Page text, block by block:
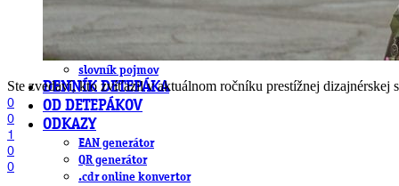
fonty zadarmo
rozmery papiera
slovník pojmov
DENNÍK DETEPÁKA
OD DETEPÁKOV
ODKAZY
EAN generátor
QR generátor
.cdr online konvertor
Ste zvedaví, kto zvíťazil v aktuálnom ročníku prestížnej dizajnérskej
0
0
1
0
0